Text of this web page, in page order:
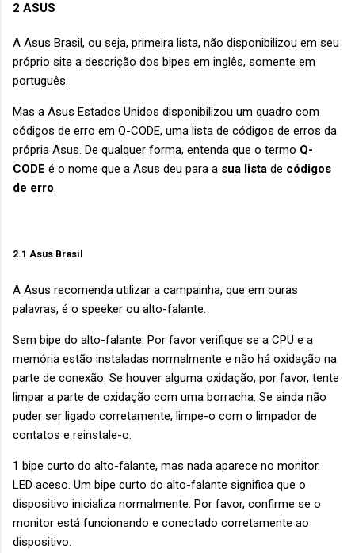
2 ASUS
A Asus Brasil, ou seja, primeira lista, não disponibilizou em seu
próprio site a descrição dos bipes em inglês, somente em
português.
Mas a Asus Estados Unidos disponibilizou um quadro com
códigos de erro em Q-CODE, uma lista de códigos de erros da
própria Asus. De qualquer forma, entenda que o termo Q-
CODE é o nome que a Asus deu para a sua lista de códigos
de erro.
2.1 Asus Brasil
A Asus recomenda utilizar a campainha, que em ouras
palavras, é o speeker ou alto-falante.
Sem bipe do alto-falante. Por favor verifique se a CPU e a
memória estão instaladas normalmente e não há oxidação na
parte de conexão. Se houver alguma oxidação, por favor, tente
limpar a parte de oxidação com uma borracha. Se ainda não
puder ser ligado corretamente, limpe-o com o limpador de
contatos e reinstale-o.
1 bipe curto do alto-falante, mas nada aparece no monitor.
LED aceso. Um bipe curto do alto-falante significa que o
dispositivo inicializa normalmente. Por favor, confirme se o
monitor está funcionando e conectado corretamente ao
dispositivo.